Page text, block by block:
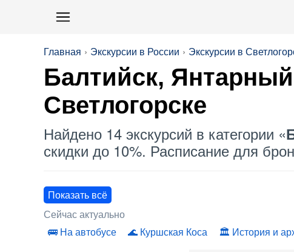
Главная Экскурсии в России Экскурсии в
Балтийск,
Светлогорске
Найдено 14 экскурсий в категории «
скидки до 10%. Расписание для
Показать всё
Сейчас актуально
На автобусе
Куршская Коса История и